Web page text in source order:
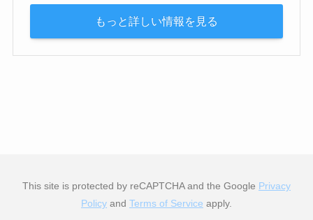
もっと詳しい情報を見る
This site is protected by reCAPTCHA and the Google Privacy
Policy and Terms of Service apply.